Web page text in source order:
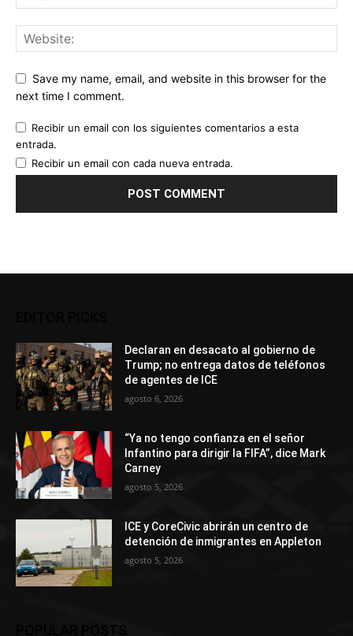
Save my name, email, and website in this browser for the
next time I comment.
Recibir un email con los siguientes comentarios a esta
entrada.
Recibir un email con cada nueva entrada.
Declaran en desacato al gobierno de
Trump; no entrega datos de teléfonos
de agentes de ICE
agosto 6, 2026
“Ya no tengo confianza en el señor
Infantino para dirigir la FIFA”, dice Mark
Carney
agosto 5, 2026
ICE y CoreCivic abrirán un centro de
detención de inmigrantes en Appleton
agosto 5, 2026